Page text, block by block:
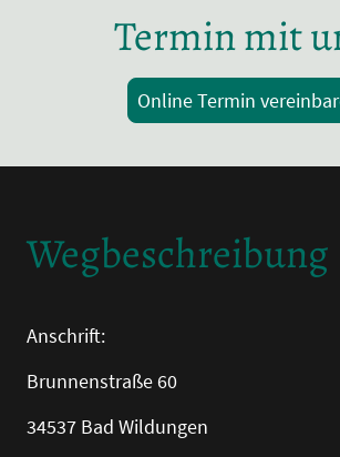
Termin mit
Online Termin
Wegbeschreibung
Anschrift:
Brunnenstraße 60
34537 Bad Wildungen